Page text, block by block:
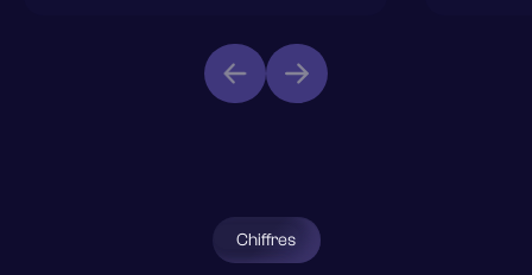
Chiffres